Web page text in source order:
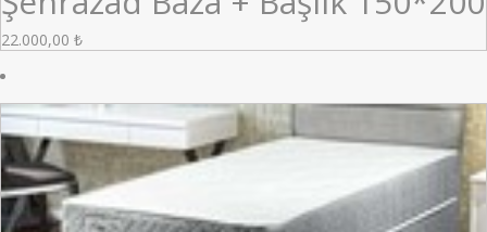
22.000,00 ₺